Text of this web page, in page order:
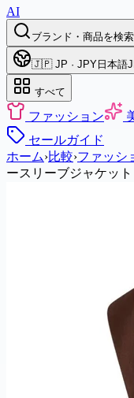
AI
ブランド・商品を検索
🇯🇵 JP · JPY 日本語
すべて
ファッション
セールガイド
ホーム›比較›ファッシ
ースリーブジャケット